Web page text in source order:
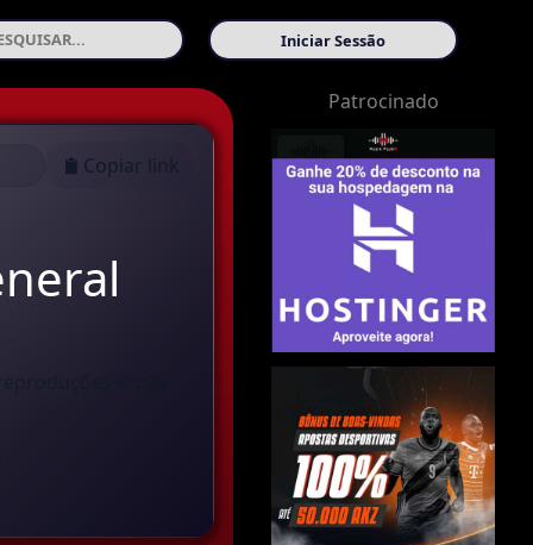
Iniciar Sessão
Copiar link
Patrocinado